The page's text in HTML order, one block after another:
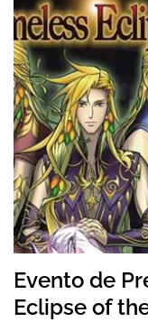
Evento de
Eclipse of